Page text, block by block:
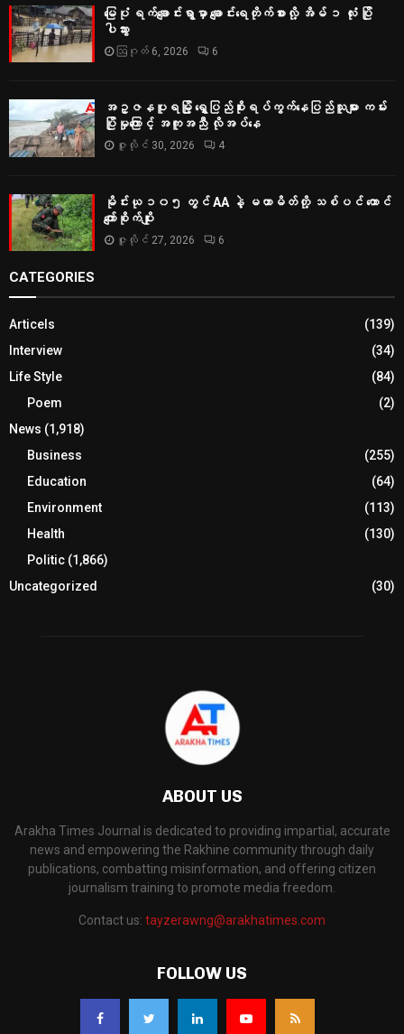
မြေပုံ ရက်ချောင်းရွာမှာ ချောင်းရေတိုက်စားလို့ အိမ် ၁ လုံး ပြို
ပါသွား
ဩဂုတ် 6, 2026 6
အဥ္ဇနပူရမြို့ ရွှေပြည်စိုးရပ်ကွက်နေပြည်သူများ ကမ်း
ပြိုမှုကြောင့် အကူအညီ လိုအပ်နေ
ဇူလိုင် 30, 2026 4
မိုင်းယု ၁၀၅ တွင် AA နဲ့ မဟာမိတ်တို့ သစ်ပင် ထောင်
ကျော်စိုက်ပျိုး
ဇူလိုင် 27, 2026 6
CATEGORIES
Articels
(139)
Interview
(34)
Life Style
(84)
Poem
(2)
News (1,918)
Business
(255)
Education
(64)
Environment
(113)
Health
(130)
Politic (1,866)
Uncategorized
(30)
ABOUT US
Arakha Times Journal is dedicated to providing impartial, accurate
news and empowering the Rakhine community through daily
publications, combatting misinformation, and offering citizen
journalism training to promote media freedom.
Contact us: tayzerawng@arakhatimes.com
FOLLOW US